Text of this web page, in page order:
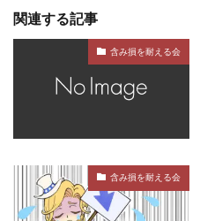
関連する記事
含み損を耐える会
含み損を耐える会